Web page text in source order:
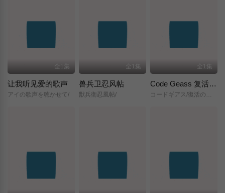
全1集
让我听见爱的歌声
アイの歌声を聴かせて/
全1集
兽兵卫忍风帖
獣兵衛忍風帖/
全1集
Code Geass 复活的鲁路修
コードギアス/復活のルルーシュ/